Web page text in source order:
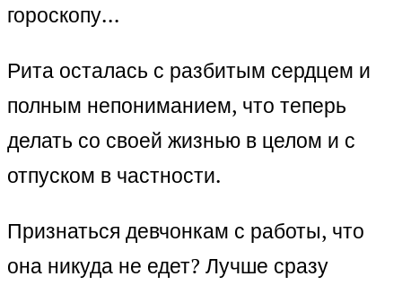
гороскопу…
Рита осталась с разбитым сердцем и
полным непониманием, что теперь
делать со своей жизнью в целом и с
отпуском в частности.
Признаться девчонкам с работы, что
она никуда не едет? Лучше сразу